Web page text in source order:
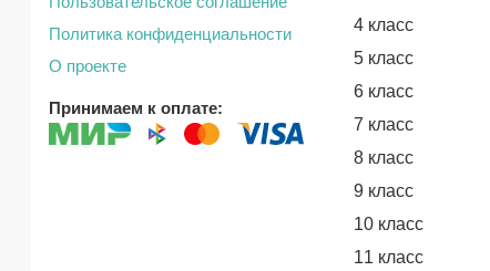
Политика конфиденциальности
О проекте
Принимаем к оплате:
4 класс
5 класс
6 класс
7 класс
8 класс
9 класс
10 класс
11 класс